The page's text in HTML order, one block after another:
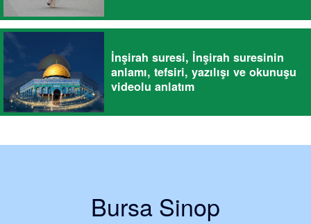
İnşirah suresi, İnşirah suresinin
anlamı, tefsiri, yazılışı ve okunuşu
videolu anlatım
Bursa Sinop